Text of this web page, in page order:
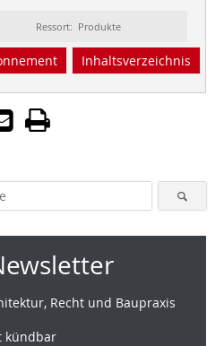
Ressort: Produkte
Inhaltsverzeichnis
Recht und Baupraxis
kündbar